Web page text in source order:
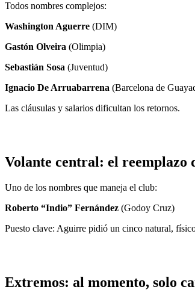
Todos nombres complejos:
Washington Aguerre (DIM)
Gastón Olveira (Olimpia)
Sebastián Sosa (Juventud)
Ignacio De Arruabarrena (Barcelona de
Las cláusulas y salarios dificultan los retornos.
Volante central: el reemplazo
Uno de los nombres que maneja el club:
Roberto “Indio” Fernández (Godoy Cruz)
Puesto clave: Aguirre pidió un cinco natural,
Extremos: al momento, solo